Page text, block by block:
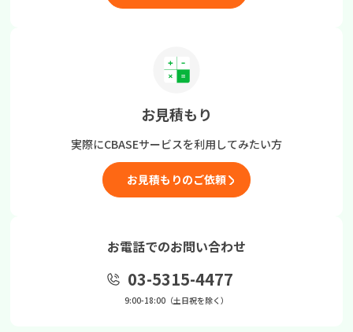
お見積もり
実際にCBASEサービスを利用してみたい方
お見積もりのご依頼
お電話でのお問い合わせ
03-5315-4477
9:00-18:00（土日祝を除く）